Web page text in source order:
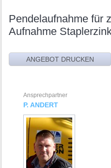
Pendelaufnahme für
Aufnahme
Ansprechpartner
P. ANDERT